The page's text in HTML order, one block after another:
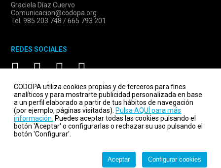
Graciela Díaz Cuervo
Comunicacion@codopa.org
Tel. 985 203 748 / 665 793 201
REDES SOCIALES
CODOPA utiliza cookies propias y de terceros para fines
analíticos y para mostrarte publicidad personalizada en base
a un perfil elaborado a partir de tus hábitos de navegación
(por ejemplo, páginas visitadas). Pulsa AQUÍ para más
información. Puedes aceptar todas las cookies pulsando el
botón 'Aceptar' o configurarlas o rechazar su uso pulsando el
botón 'Configurar'.
Aceptar Configurar cookies